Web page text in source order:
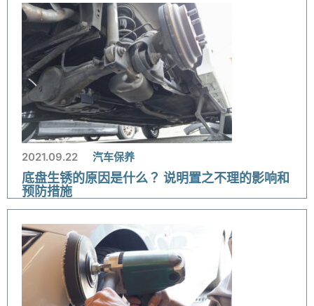
2021.09.22 汽车保养
底盘生锈的原因是什么？ 说明置之不理的影响和
预防措施